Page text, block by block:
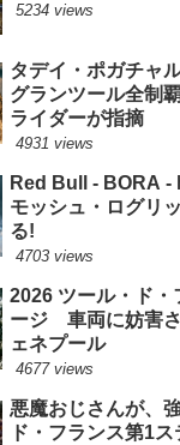
5234 views
タデイ・ポガチャ
グランツール全制
ライダーが指摘
4931 views
Red Bull - BORA -
モッシュ・ログリ
る!
4703 views
2026 ツール・ド・
ージ 車両に妨害
ェネプール
4677 views
悪魔おじさんが、
ド・フランス第1